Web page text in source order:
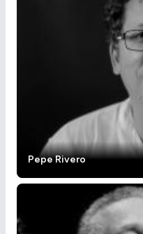
Pepe Rivero